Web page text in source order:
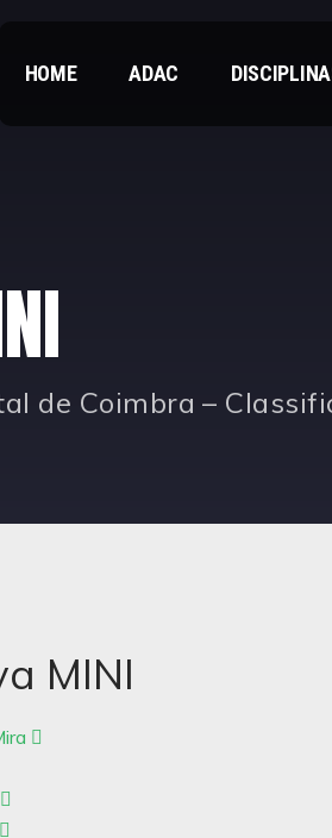
HOME ADAC
de Coimbra –
MINI